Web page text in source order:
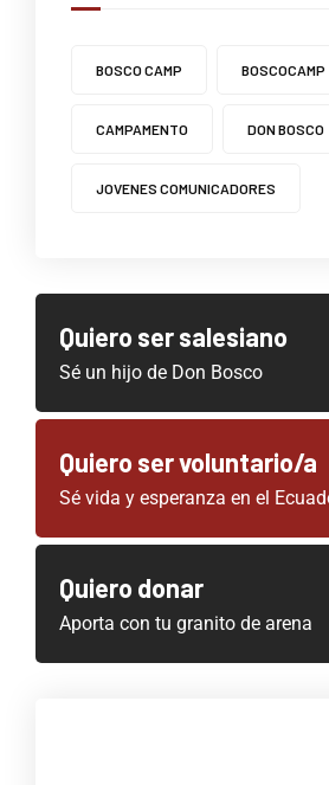
BOSCO CAMP BOSCOCAMP
CAMPAMENTO DON BOSCO
JOVENES COMUNICADORES
Quiero ser salesiano
Sé un hijo de Don Bosco
Quiero ser voluntario/a
Sé vida y esperanza en el
Quiero donar
Aporta con tu granito de arena